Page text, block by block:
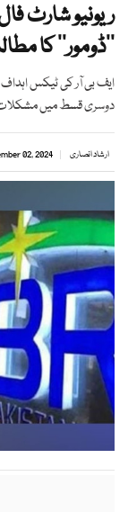
ریونیو شارٹ
’’ڈومور‘‘ کا
ایف بی آر کی ٹیکس
دوسری قسط میں مشکلات
ارشاد انصاری 02, 2024